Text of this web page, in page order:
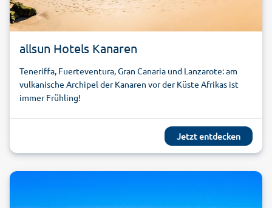
allsun Hotels Kanaren
Teneriffa, Fuerteventura, Gran Canaria und Lanzarote: am
vulkanische Archipel der Kanaren vor der Küste Afrikas ist
immer Frühling!
Jetzt entdecken